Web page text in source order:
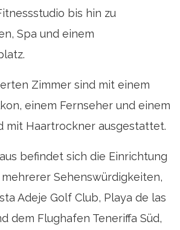
bis hin zu
Spa und einem
Zimmer sind mit einem
einem Fernseher und einem
mit Haartrockner ausgestattet.
befindet sich die Einrichtung
Sehenswürdigkeiten,
Adeje Golf Club, Playa de las
dem Flughafen Teneriffa Süd,